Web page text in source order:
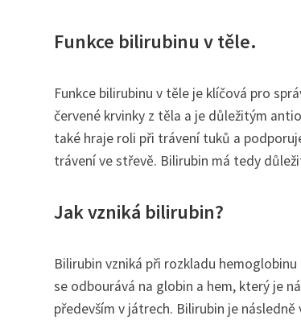
Funkce bilirubinu v těle.
Funkce bilirubinu v těle je klíčová pro
červené krvinky z těla a je důležitým
také hraje roli při trávení tuků a
trávení ve střevě. Bilirubin má tedy
Jak vzniká bilirubin?
Bilirubin vzniká při rozkladu
se odbourává na globin a hem, který je
především v játrech. Bilirubin je